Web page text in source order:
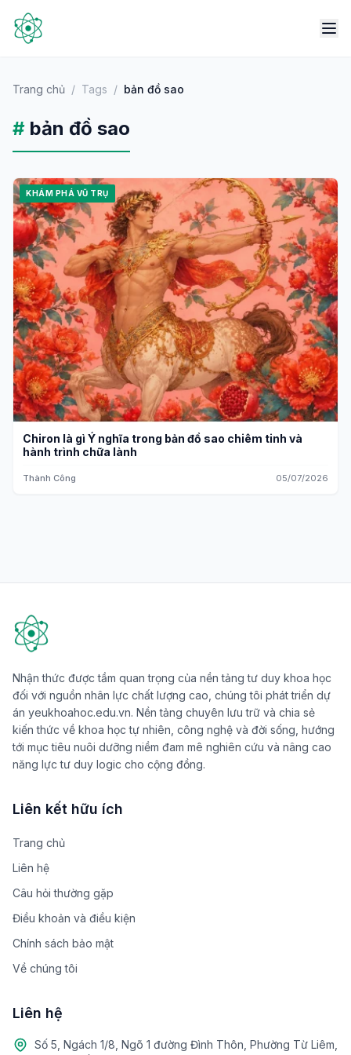
Trang chủ / Tags / bản đồ sao
# bản đồ sao
KHÁM PHÁ VŨ TRỤ
Chiron là gì Ý nghĩa trong bản đồ sao chiêm tinh và
hành trình chữa lành
Thành Công 05/07/2026
Nhận thức được tầm quan trọng của nền tảng tư duy khoa học
đối với nguồn nhân lực chất lượng cao, chúng tôi phát triển dự
án yeukhoahoc.edu.vn. Nền tảng chuyên lưu trữ và chia sẻ
kiến thức về khoa học tự nhiên, công nghệ và đời sống, hướng
tới mục tiêu nuôi dưỡng niềm đam mê nghiên cứu và nâng cao
năng lực tư duy logic cho cộng đồng.
Liên kết hữu ích
Trang chủ
Liên hệ
Câu hỏi thường gặp
Điều khoản và điều kiện
Chính sách bảo mật
Về chúng tôi
Liên hệ
Số 5, Ngách 1/8, Ngõ 1 đường Đình Thôn, Phường Từ Liêm,